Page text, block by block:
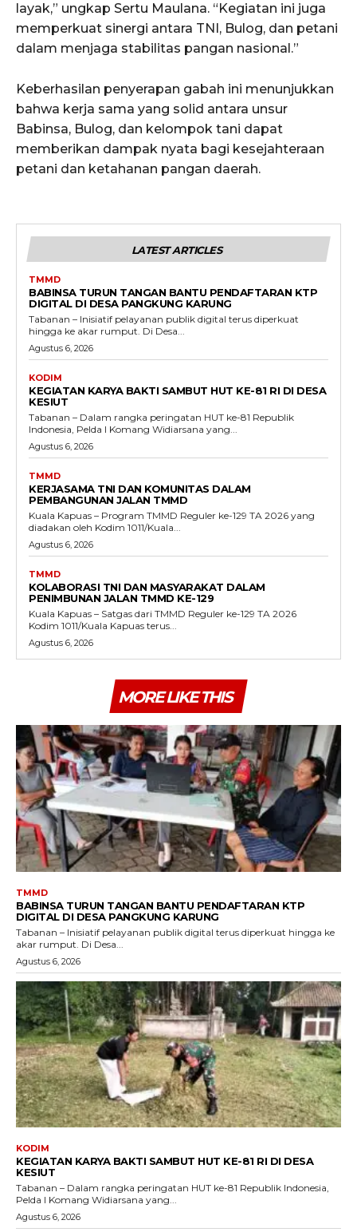
layak,” ungkap Sertu Maulana. “Kegiatan ini juga
memperkuat sinergi antara TNI, Bulog, dan petani
dalam menjaga stabilitas pangan nasional.”
Keberhasilan penyerapan gabah ini menunjukkan
bahwa kerja sama yang solid antara unsur
Babinsa, Bulog, dan kelompok tani dapat
memberikan dampak nyata bagi kesejahteraan
petani dan ketahanan pangan daerah.
LATEST ARTICLES
TMMD
BABINSA TURUN TANGAN BANTU PENDAFTARAN KTP
DIGITAL DI DESA PANGKUNG KARUNG
Tabanan – Inisiatif pelayanan publik digital terus diperkuat
hingga ke akar rumput. Di Desa...
Agustus 6, 2026
KODIM
KEGIATAN KARYA BAKTI SAMBUT HUT KE-81 RI DI DESA
KESIUT
Tabanan – Dalam rangka peringatan HUT ke-81 Republik
Indonesia, Pelda I Komang Widiarsana yang...
Agustus 6, 2026
TMMD
KERJASAMA TNI DAN KOMUNITAS DALAM
PEMBANGUNAN JALAN TMMD
Kuala Kapuas – Program TMMD Reguler ke-129 TA 2026 yang
diadakan oleh Kodim 1011/Kuala...
Agustus 6, 2026
TMMD
KOLABORASI TNI DAN MASYARAKAT DALAM
PENIMBUNAN JALAN TMMD KE-129
Kuala Kapuas – Satgas dari TMMD Reguler ke-129 TA 2026
Kodim 1011/Kuala Kapuas terus...
Agustus 6, 2026
MORE LIKE THIS
TMMD
BABINSA TURUN TANGAN BANTU PENDAFTARAN KTP
DIGITAL DI DESA PANGKUNG KARUNG
Tabanan – Inisiatif pelayanan publik digital terus diperkuat hingga ke
akar rumput. Di Desa...
Agustus 6, 2026
KODIM
KEGIATAN KARYA BAKTI SAMBUT HUT KE-81 RI DI DESA
KESIUT
Tabanan – Dalam rangka peringatan HUT ke-81 Republik Indonesia,
Pelda I Komang Widiarsana yang...
Agustus 6, 2026